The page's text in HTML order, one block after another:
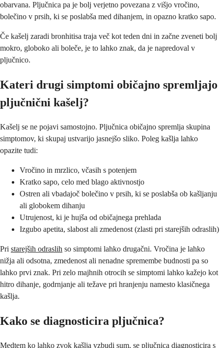
obarvana. Pljučnica pa je bolj verjetno povezana z višjo vročino,
bolečino v prsih, ki se poslabša med dihanjem, in opazno kratko sapo.
Če kašelj zaradi bronhitisa traja več kot teden dni in začne zveneti bolj
mokro, globoko ali boleče, je to lahko znak, da je napredoval v
pljučnico.
Kateri drugi simptomi običajno spremljajo
pljučnični kašelj?
Kašelj se ne pojavi samostojno. Pljučnica običajno spremlja skupina
simptomov, ki skupaj ustvarijo jasnejšo sliko. Poleg kašlja lahko
opazite tudi:
Vročino in mrzlico, včasih s potenjem
Kratko sapo, celo med blago aktivnostjo
Ostren ali vbadajoč bolečino v prsih, ki se poslabša ob kašljanju
ali globokem dihanju
Utrujenost, ki je hujša od običajnega prehlada
Izgubo apetita, slabost ali zmedenost (zlasti pri starejših odraslih)
Pri starejših odraslih so simptomi lahko drugačni. Vročina je lahko
nižja ali odsotna, zmedenost ali nenadne spremembe budnosti pa so
lahko prvi znak. Pri zelo majhnih otrocih se simptomi lahko kažejo kot
hitro dihanje, godrnjanje ali težave pri hranjenju namesto klasičnega
kašlja.
Kako se diagnosticira pljučnica?
Medtem ko lahko zvok kašlja vzbudi sum, se pljučnica diagnosticira s